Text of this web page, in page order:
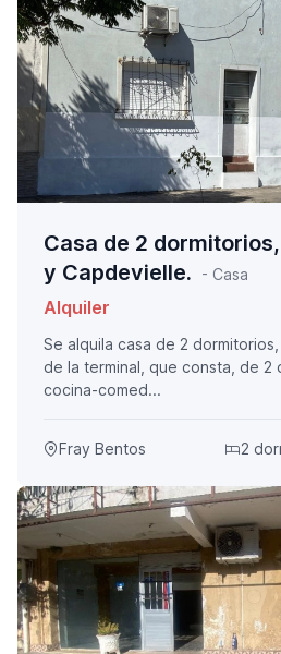
Casa de 2
y Capdevielle.
- Casa
Alquiler
Se alquila casa de 2
de la terminal, que consta, de 2
cocina-comed...
Fray Bentos 2